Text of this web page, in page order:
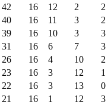
42 16 12 2 2
40 16 11 3 2
39 16 10 3 3
31 16 6 7 3
26 16 4 10 2
23 16 3 12 1
22 16 3 13 0
21 16 1 12 3